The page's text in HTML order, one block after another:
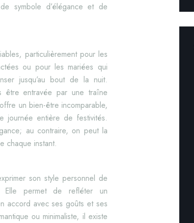
symbole d’élégance et de
particulièrement pour les
ou pour les mariées qui
jusqu’au bout de la nuit.
être entravée par une traîne
un bien-être incomparable,
journée entière de festivités.
au contraire, on peut la
chaque instant.
son style personnel de
Elle permet de refléter un
accord avec ses goûts et ses
ou minimaliste, il existe